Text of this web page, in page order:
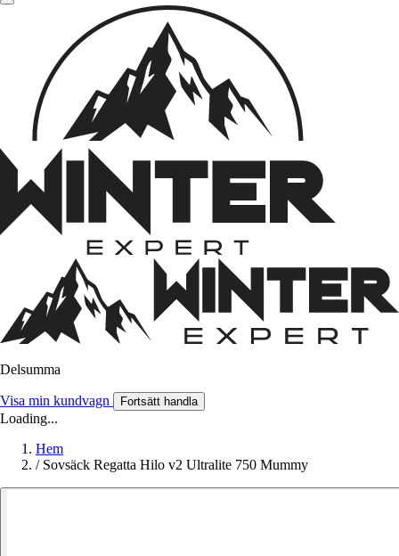
Delsumma
Visa min kundvagn Fortsätt handla
Loading...
Hem
/ Sovsäck Regatta Hilo v2 Ultralite 750 Mummy